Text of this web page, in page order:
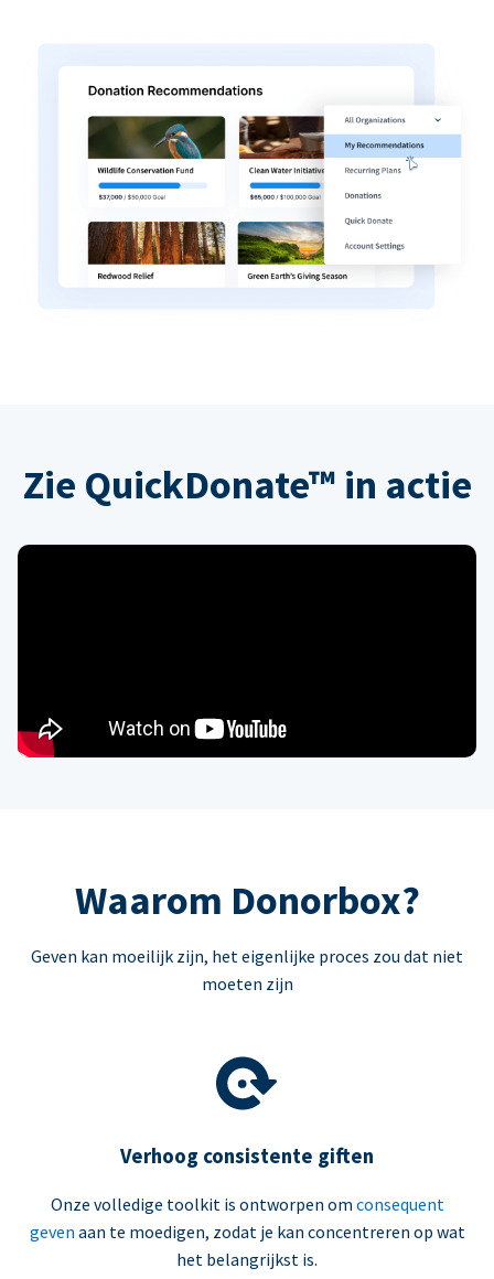
Zie QuickDonate™ in actie
Waarom Donorbox?
Geven kan moeilijk zijn, het eigenlijke proces zou dat niet
moeten zijn
Verhoog consistente giften
Onze volledige toolkit is ontworpen om consequent
geven aan te moedigen, zodat je kan concentreren op wat
het belangrijkst is.